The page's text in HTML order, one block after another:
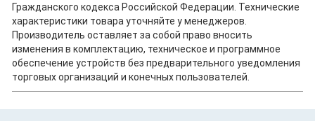
Гражданского кодекса Российской Федерации. Технические
характеристики товара уточняйте у менеджеров.
Производитель оставляет за собой право вносить
изменения в комплектацию, техническое и программное
обеспечение устройств без предварительного уведомления
торговых организаций и конечных пользователей.